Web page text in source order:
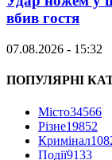
вбив гостя
07.08.2026 - 15:32
ПОПУЛЯРНІ
Місто34566
Різне19852
Кримінал
Події9133